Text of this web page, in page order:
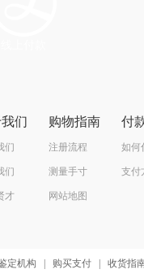
们
们
们
才
购物指南
注册流程
测量手寸
网站地图
付
如何
支付
定机构 购买支付 收货指